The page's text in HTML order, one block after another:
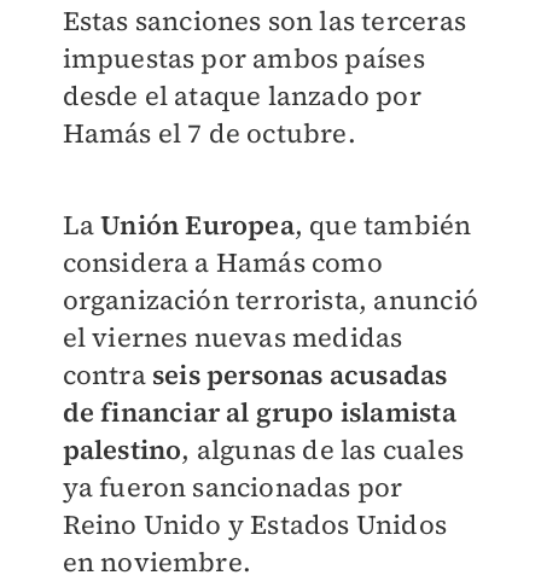
Estas sanciones son las terceras
impuestas por ambos países
desde el ataque lanzado por
Hamás el 7 de octubre.
LaUnión Europea, que también
considera a Hamás como
organización terrorista, anunció
el viernes nuevas medidas
contra seis personas acusadas
de financiar al grupo islamista
palestino, algunas de las cuales
ya fueron sancionadas por
Reino Unido y Estados Unidos
en noviembre.